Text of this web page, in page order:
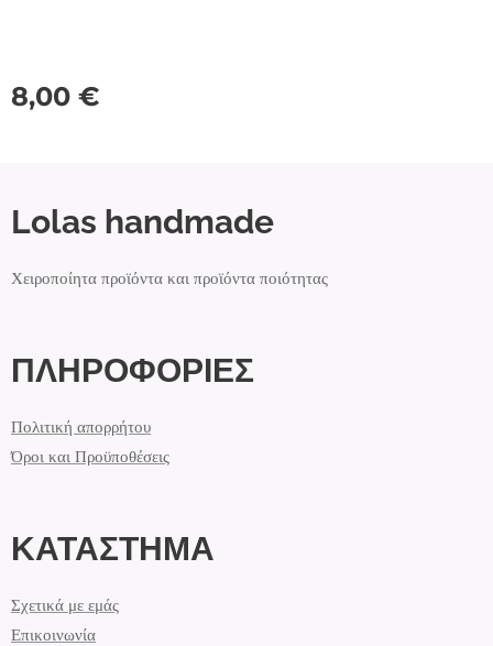
8,00 €
Lolas handmade
Χειροποίητα προϊόντα και προϊόντα ποιότητας
ΠΛΗΡΟΦΟΡΙΕΣ
Πολιτική απορρήτου
Όροι και Προϋποθέσεις
ΚΑΤΑΣΤΗΜΑ
Σχετικά με εμάς
Επικοινωνία